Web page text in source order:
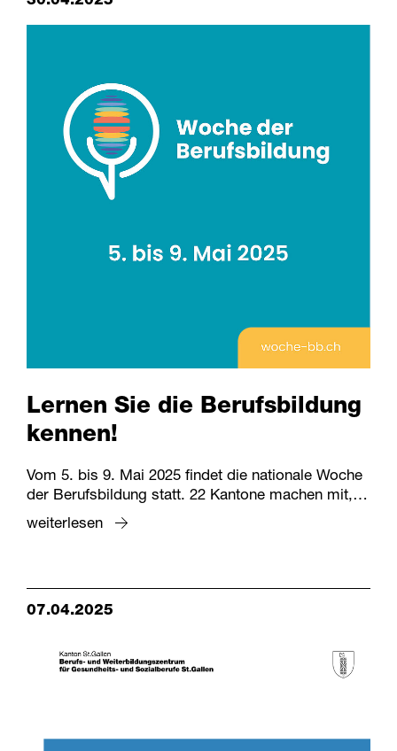
Lernen Sie die Berufsbildung
kennen!
Vom 5. bis 9. Mai 2025 findet die nationale Woche
der Berufsbildung statt. 22 Kantone machen mit,…
weiterlesen
07.04.2025